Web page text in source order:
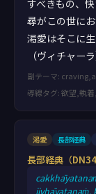
すべきもの、
尋がこの世に
渇愛はそこに
（ヴィチャ
副テーマ:
導線タグ: 欲望,執
渇愛 長部経典
長部経典（
jivhāyatanaṁ,